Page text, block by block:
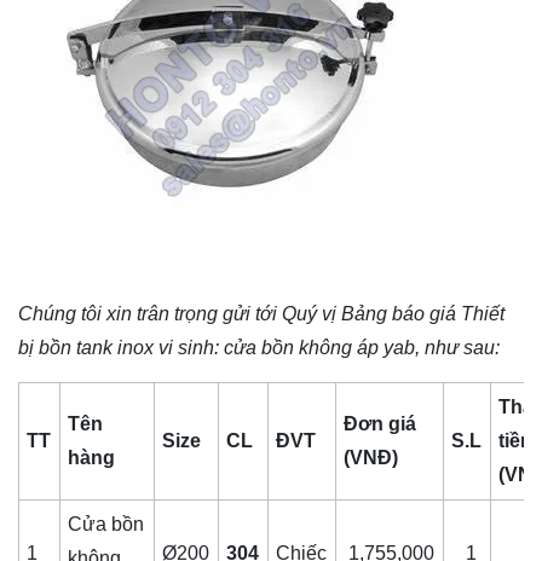
Chúng tôi xin trân trọng gửi tới Quý vị Bảng báo giá Thiết
bị bồn tank inox vi sinh: cửa bồn không áp yab, như sau:
TT
Tên
hàng
Size CL ĐVT
Đơn giá
(VNĐ)
S.L
tiền
1
Cửa bồn
Ø200 304 Chiếc 1,755,000
1